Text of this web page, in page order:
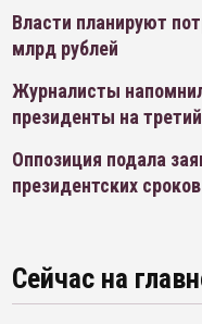
Власти планируют
млрд рублей
Журналисты
президенты на
Оппозиция подала
президентских
Сейчас на